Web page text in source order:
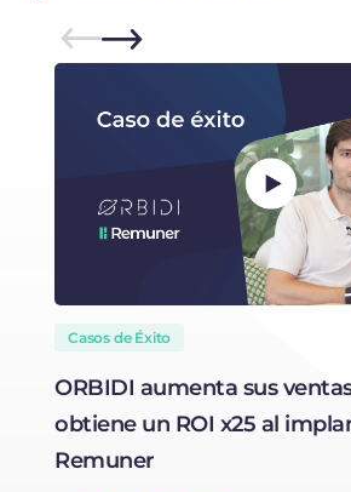
Casos de Éxito
ORBIDI aumenta sus
obtiene un ROI x25 al
Remuner